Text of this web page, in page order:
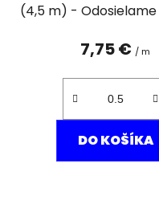
(4,5 m)
7,75 € / m
DO KOŠÍKA